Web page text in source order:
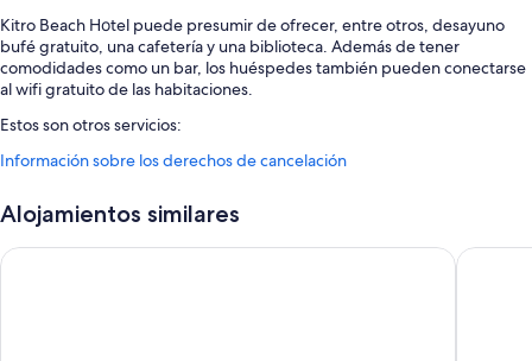
Kitro Beach Hοtel puede presumir de ofrecer, entre otros, desayuno
bufé gratuito, una cafetería y una biblioteca. Además de tener
comodidades como un bar, los huéspedes también pueden conectarse
al wifi gratuito de las habitaciones.
Estos son otros servicios:
Un ascensor, una caja fuerte en recepción y personal multilingüe
consigna de equipaje
Espacios sin humos
Información sobre los derechos de cancelación
Alojamientos similares
Elpida Village Beach